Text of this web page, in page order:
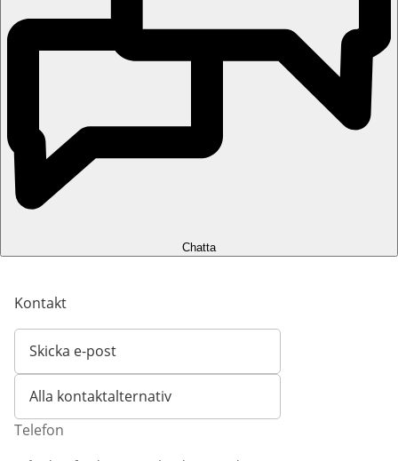
Chatta
Kontakt
Skicka e-post
Öppnar e-postklient
Alla kontaktalternativ
Telefon